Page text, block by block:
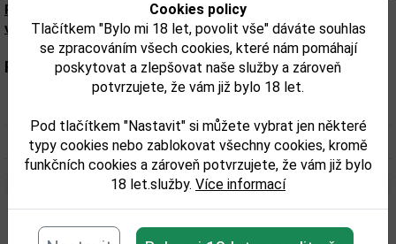
Cookies policy
Tlačítkem "Bylo mi 18 let, povolit vše" dáváte souhlas
se zpracováním všech cookies, které nám pomáhají
poskytovat a zlepšovat naše služby a zároveň
potvrzujete, že vám již bylo 18 let.
Pod tlačítkem "Nastavit" si můžete vybrat jen některé
typy cookies nebo zablokovat všechny cookies, kromě
funkčních cookies a zároveň potvrzujete, že vám již bylo
18 let.služby. Více informací
Přesné složení a alergeny jsou k dispozici na obalu
výrobku. Zkontrolujte prosím před konzumací.
Parametry:
Objem obalu (L): 0,7
Související zboží